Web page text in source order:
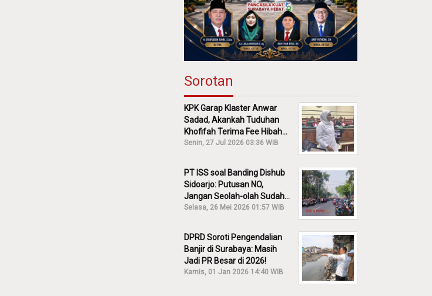
Sorotan
KPK Garap Klaster Anwar
Sadad, Akankah Tuduhan
Khofifah Terima Fee Hibah
30% Diusut?
Senin, 27 Jul 2026 03:36 WIB
PT ISS soal Banding Dishub
Sidoarjo: Putusan NO,
Jangan Seolah-olah Sudah
Menang!
Selasa, 26 Mei 2026 01:57 WIB
DPRD Soroti Pengendalian
Banjir di Surabaya: Masih
Jadi PR Besar di 2026!
Kamis, 01 Jan 2026 14:40 WIB